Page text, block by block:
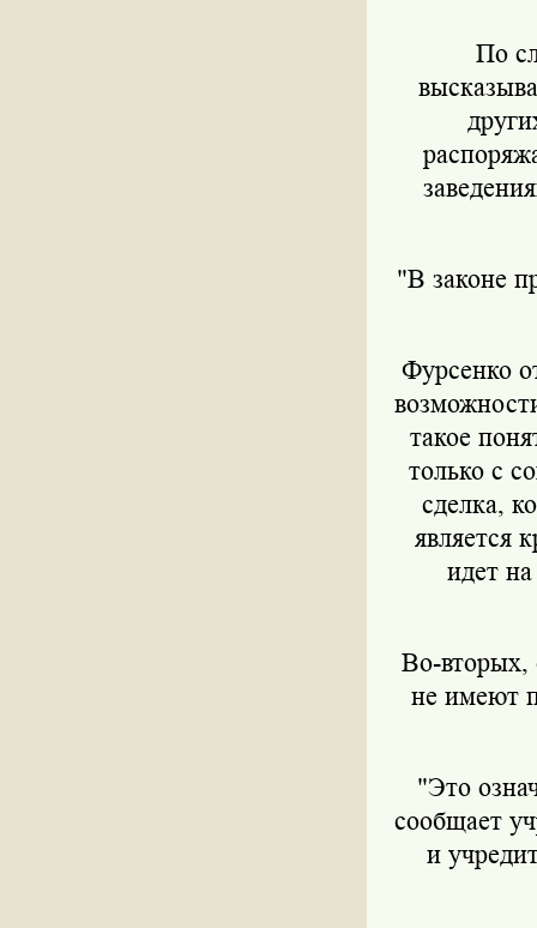
По
"В законе
Фурсенко
такое
только с
сделка,
является
идет
Во-вторых,
не имеют
"Это
сообщает
и